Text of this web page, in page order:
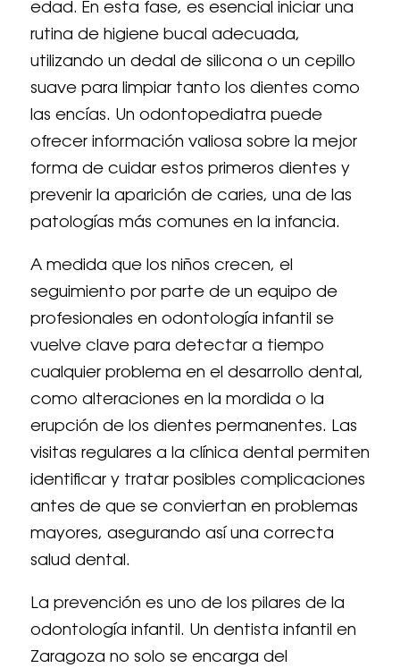
edad. En esta fase, es esencial iniciar una
rutina de higiene bucal adecuada,
utilizando un dedal de silicona o un cepillo
suave para limpiar tanto los dientes como
las encías. Un odontopediatra puede
ofrecer información valiosa sobre la mejor
forma de cuidar estos primeros dientes y
prevenir la aparición de caries, una de las
patologías más comunes en la infancia.
A medida que los niños crecen, el
seguimiento por parte de un equipo de
profesionales en odontología infantil se
vuelve clave para detectar a tiempo
cualquier problema en el desarrollo dental,
como alteraciones en la mordida o la
erupción de los dientes permanentes. Las
visitas regulares a la clínica dental permiten
identificar y tratar posibles complicaciones
antes de que se conviertan en problemas
mayores, asegurando así una correcta
salud dental.
La prevención es uno de los pilares de la
odontología infantil. Un dentista infantil en
Zaragoza no solo se encarga del